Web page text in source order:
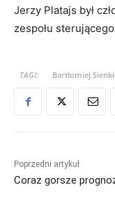
Jerzy Platajs był
zespołu
TAGI: Bartłomiej
Poprzedni artykuł
Coraz gorsze